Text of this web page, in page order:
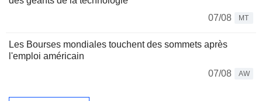
07/08
MT
Les Bourses mondiales touchent des sommets après
l'emploi américain
07/08
AW